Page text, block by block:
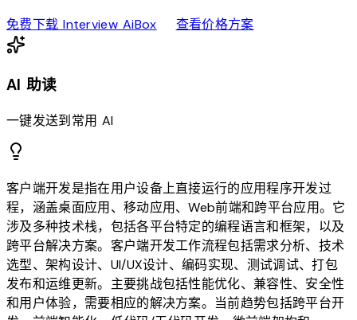
免费下载 Interview AiBoxdownload查看价格方案sell
AI 助读
一键发送到常用 AI
客户端开发是指在用户设备上直接运行的应用程序开发过
程，涵盖桌面应用、移动应用、Web前端和跨平台应用。它
涉及多种技术栈，包括各平台特定的编程语言和框架，以及
跨平台解决方案。客户端开发工作流程包括需求分析、技术
选型、架构设计、UI/UX设计、编码实现、测试调试、打包
发布和运维更新。主要挑战包括性能优化、兼容性、安全性
和用户体验，需要相应的解决方案。当前趋势包括跨平台开